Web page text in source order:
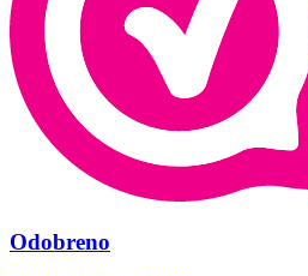
Odobreno